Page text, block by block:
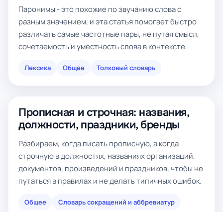
Паронимы - это похожие по звучанию слова с
разным значением, и эта статья помогает быстро
различать самые частотные пары, не путая смысл,
сочетаемость и уместность слова в контексте.
Лексика Общее Толковый словарь
Прописная и строчная: названия,
должности, праздники, бренды
Разбираем, когда писать прописную, а когда
строчную в должностях, названиях организаций,
документов, произведений и праздников, чтобы не
путаться в правилах и не делать типичных ошибок.
Общее Словарь сокращений и аббревиатур